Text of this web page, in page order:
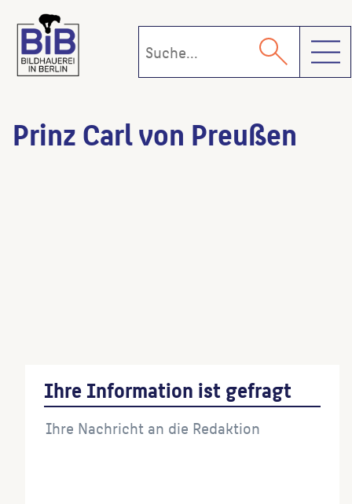
Prinz Carl von Preußen
Ihre Information ist gefragt